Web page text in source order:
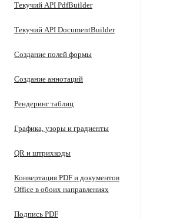
Текучий API PdfBuilder
Текучий API DocumentBuilder
Создание полей формы
Создание аннотаций
Рендеринг таблиц
Графика, узоры и градиенты
QR и штрихкоды
Конвертация PDF и документов
Office в обоих направлениях
Подпись PDF